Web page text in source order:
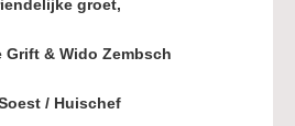
groet,
Grift & Wido Zembsch
/ Huischef